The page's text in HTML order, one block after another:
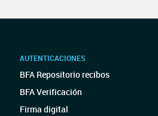
AUTENTICACIONES
BFA Repositorio recibos
BFA Verificación
Firma digital